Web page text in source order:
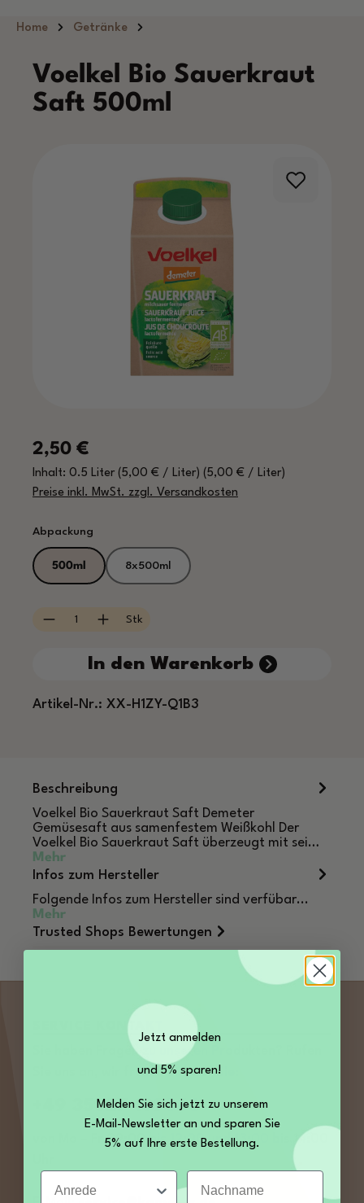
Hauptinhalt springen
Home Getränke
Voelkel Bio Sauerkraut
Saft 500ml
Regulärer Preis:
2,50 €
Inhalt: 0.5 Liter (5,00 € / Liter) (5,00 € / Liter)
Preise inkl. MwSt. zzgl. Versandkosten
Abpackung
500ml 8x500ml
Produkt Anzahl: Gib den gewünschten
Stk
In den Warenkorb
Artikel-Nr.: XX-H1ZY-Q1B3
Beschreibung
Voelkel Bio Sauerkraut Saft Demeter
Gemüsesaft aus samenfestem Weißkohl Der
Voelkel Bio Sauerkraut Saft überzeugt mit sei…
Mehr
Infos zum Hersteller
Folgende Infos zum Hersteller sind verfübar...
Mehr
Trusted Shops Bewertungen
SERVICE KONTAKT
Sie haben Fragen zu unseren Produkten? Rufen
Sie uns an, wir freuen uns auf Sie:
+49 35027 189860
von Mo – Fr 09:00 bis 12:00 und 13:00 bis 14:00
Jetzt anmelden
und 5% sparen!
Melden Sie sich jetzt zu unserem
E-Mail-Newsletter an und sparen Sie
5% auf Ihre erste Bestellung.
Anrede Nachname